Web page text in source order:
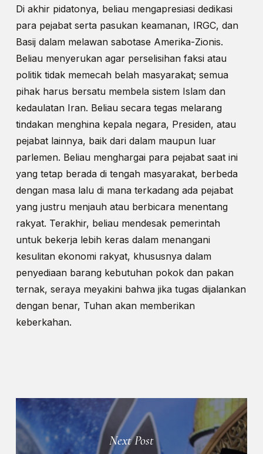
Di akhir pidatonya, beliau mengapresiasi dedikasi
para pejabat serta pasukan keamanan, IRGC, dan
Basij dalam melawan sabotase Amerika-Zionis.
Beliau menyerukan agar perselisihan faksi atau
politik tidak memecah belah masyarakat; semua
pihak harus bersatu membela sistem Islam dan
kedaulatan Iran. Beliau secara tegas melarang
tindakan menghina kepala negara, Presiden, atau
pejabat lainnya, baik dari dalam maupun luar
parlemen. Beliau menghargai para pejabat saat ini
yang tetap berada di tengah masyarakat, berbeda
dengan masa lalu di mana terkadang ada pejabat
yang justru menjauh atau berbicara menentang
rakyat. Terakhir, beliau mendesak pemerintah
untuk bekerja lebih keras dalam menangani
kesulitan ekonomi rakyat, khususnya dalam
penyediaan barang kebutuhan pokok dan pakan
ternak, seraya meyakini bahwa jika tugas dijalankan
dengan benar, Tuhan akan memberikan
keberkahan.
Next Post